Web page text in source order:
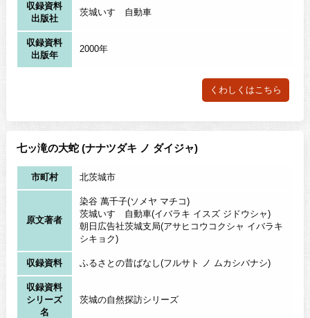
収録資料
出版社
茨城いすゞ自動車
収録資料
出版年
2000年
くわしくはこちら
七ッ滝の大蛇 (ナナツダキ ノ ダイジャ)
市町村 北茨城市
原文著者
染谷 萬千子(ソメヤ マチコ)
茨城いすゞ自動車(イバラキ イスズ ジドウシャ)
朝日広告社茨城支局(アサヒコウコクシャ イバラキ
シキョク)
収録資料 ふるさとの昔ばなし(フルサト ノ ムカシバナシ)
収録資料
シリーズ
名
茨城の自然探訪シリーズ